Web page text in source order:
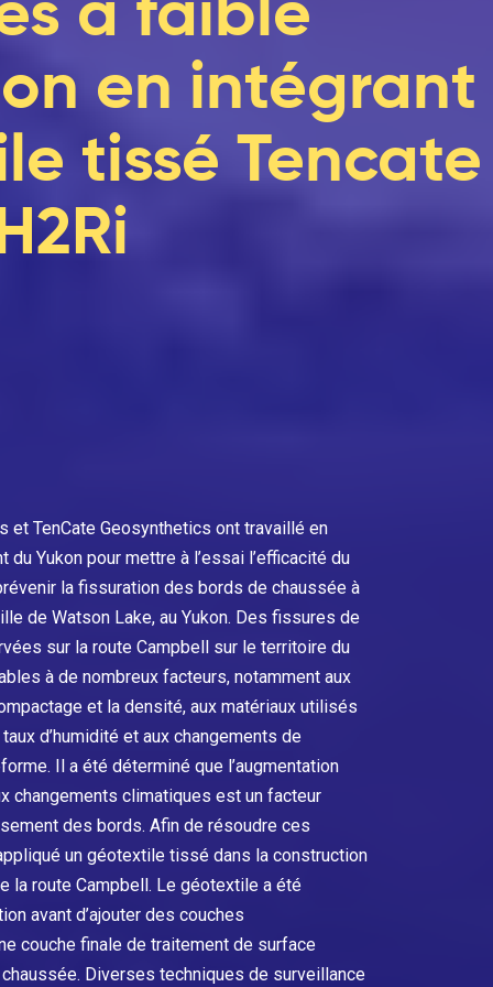
en intégrant
tissé Tencate
et TenCate Geosynthetics ont travaillé en
Yukon pour mettre à l’essai l’efficacité du
la fissuration des bords de chaussée à
de Watson Lake, au Yukon. Des fissures de
sur la route Campbell sur le territoire du
à de nombreux facteurs, notamment aux
et la densité, aux matériaux utilisés
d’humidité et aux changements de
Il a été déterminé que l’augmentation
changements climatiques est un facteur
des bords. Afin de résoudre ces
un géotextile tissé dans la construction
la route Campbell. Le géotextile a été
avant d’ajouter des couches
couche finale de traitement de surface
Diverses techniques de surveillance